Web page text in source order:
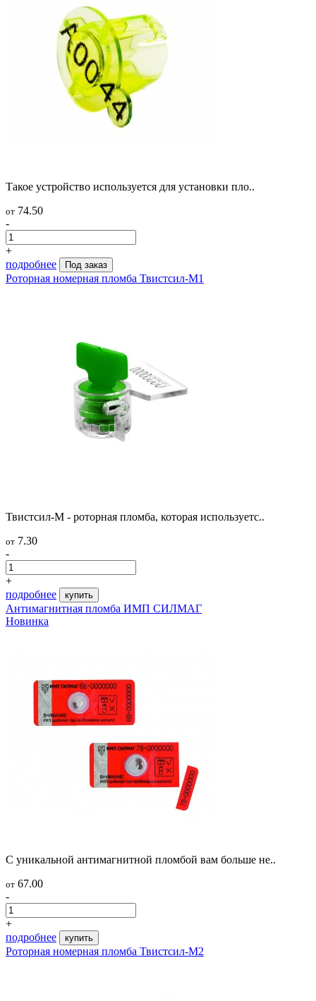
Такое устройство используется для установки пло..
от 74.50
-
+
подробнее
Под заказ
Роторная номерная пломба Твистсил-М1
Твистсил-М - роторная пломба, которая используетс..
от 7.30
-
+
подробнее
купить
Антимагнитная пломба ИМП СИЛМАГ
Новинка
С уникальной антимагнитной пломбой вам больше не..
от 67.00
-
+
подробнее
купить
Роторная номерная пломба Твистсил-М2